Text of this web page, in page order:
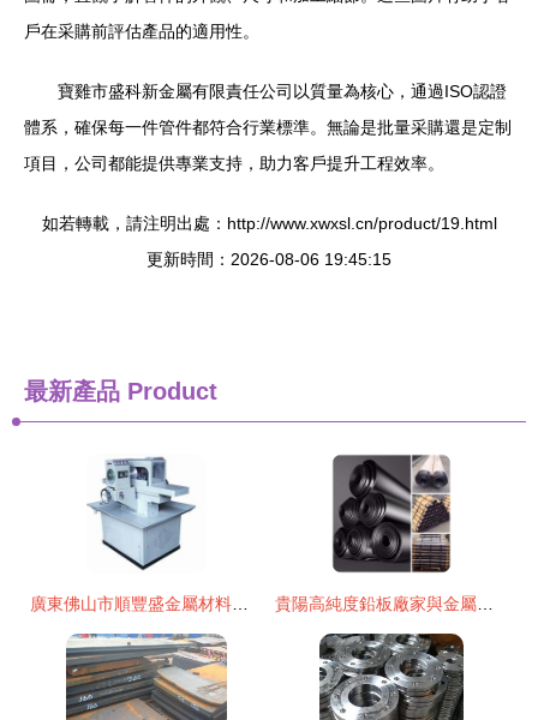
戶在采購前評估產品的適用性。
寶雞市盛科新金屬有限責任公司以質量為核心，通過ISO認證
體系，確保每一件管件都符合行業標準。無論是批量采購還是定制
項目，公司都能提供專業支持，助力客戶提升工程效率。
如若轉載，請注明出處：http://www.xwxsl.cn/product/19.html
更新時間：2026-08-06 19:45:15
最新產品 Product